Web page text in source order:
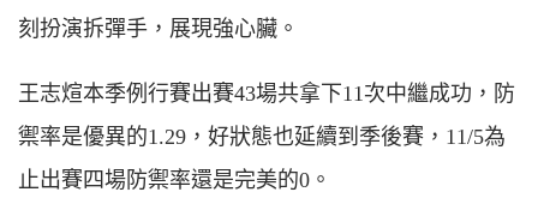
刻扮演拆彈手，展現強心臟。
王志煊本季例行賽出賽43場共拿下11次中繼成功，防
禦率是優異的1.29，好狀態也延續到季後賽，11/5為
止出賽四場防禦率還是完美的0。